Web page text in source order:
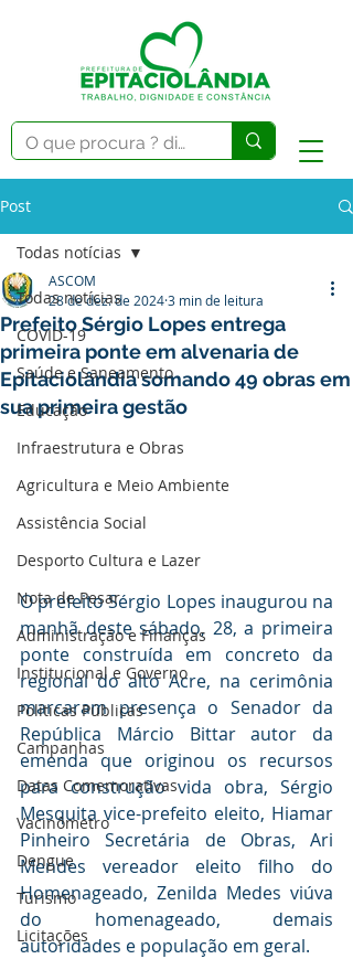
Post
Todas notícias
COVID-19
Saúde e Saneamento
Educação
Infraestrutura e Obras
Agricultura e Meio Ambiente
Assistência Social
Desporto Cultura e Lazer
Nota de Pesar
Administração e Finanças
Institucional e Governo
Políticas Públicas
Campanhas
Datas Comemorativas
Vacinômetro
Dengue
Turismo
Licitações
Todas notícias
Prefeito Sérgio Lopes entrega
primeira ponte em alvenaria de
Epitaciolândia somando 49 obras em
sua primeira gestão
ASCOM
28 de dez. de 20243 min de leitura
O prefeito Sérgio Lopes inaugurou na
manhã deste sábado, 28, a primeira
ponte construída em concreto da
regional do alto Acre, na cerimônia
marcaram presença o Senador da
República Márcio Bittar autor da
emenda que originou os recursos
para construção vida obra, Sérgio
Mesquita vice-prefeito eleito, Hiamar
Pinheiro Secretária de Obras, Ari
Mendes vereador eleito filho do
Homenageado, Zenilda Medes viúva
do homenageado, demais
autoridades e população em geral.